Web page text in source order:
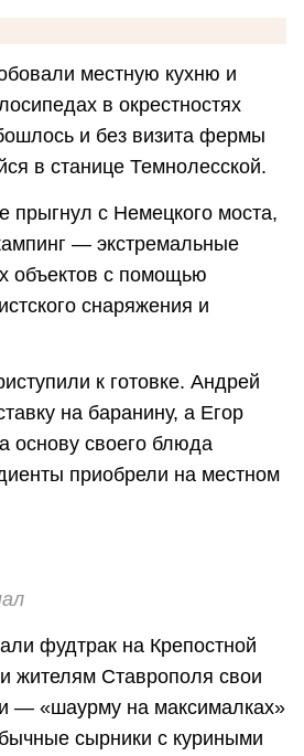
местную кухню и
в окрестностях
и без визита фермы
в станице Темнолесской.
прыгнул с Немецкого моста,
— экстремальные
объектов с помощью
снаряжения и
к готовке. Андрей
на баранину, а Егор
основу своего блюда
приобрели на местном
фудтрак на Крепостной
жителям Ставрополя свои
— «шаурму на максималках»
сырники с куриными